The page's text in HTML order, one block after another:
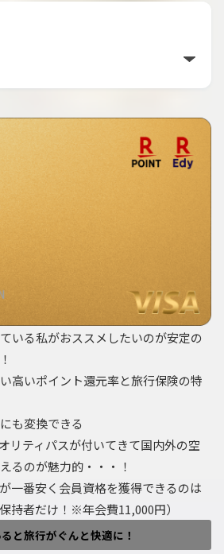
いる私がおススメしたいのが安定の
高いポイント還元率と旅行保険の特
も変換できる
リティパスが付いてきて国内外の空
るのが魅力的・・・！
一番安く会員資格を獲得できるのは
持者だけ！※年会費11,000円）
と旅行がぐんと快適に！